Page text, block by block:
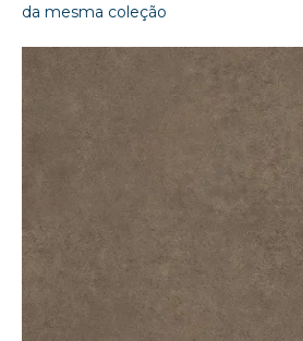
da mesma coleção